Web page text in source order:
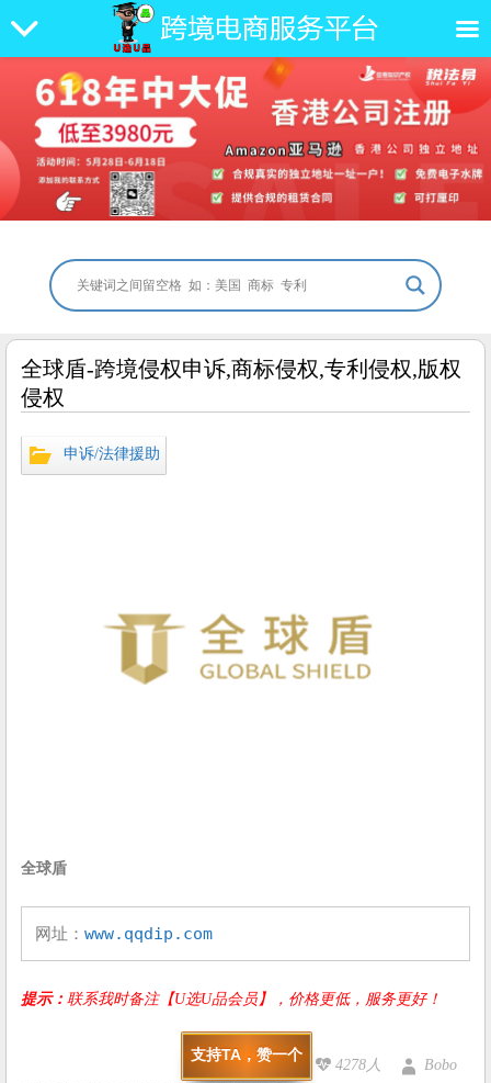
全球盾-跨境侵权申诉,商标侵权,专利侵权,版权
侵权
申诉/法律援助
全球盾
网址：www.qqdip.com
提示：联系我时备注【U选U品会员】，价格更低，服务更好！
支持TA，赞一个
4278人 Bobo